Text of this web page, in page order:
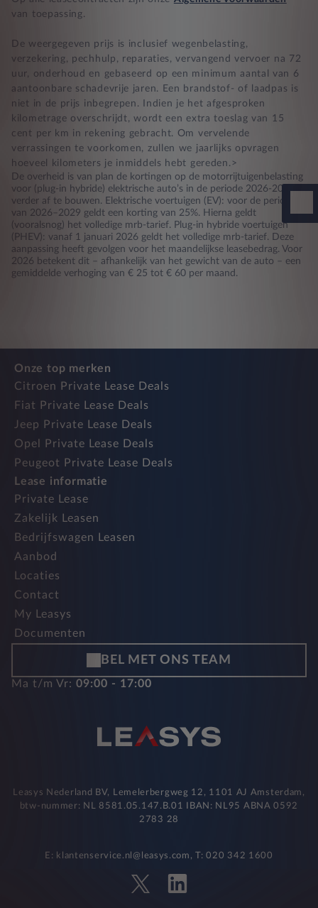
van toepassing.
De weergegeven prijs is inclusief wegenbelasting,
verzekering, pechhulp, reparaties, vervangend vervoer na 72
uur, onderhoud en gebaseerd op een minimum aantal van 6
aantoonbare schadevrije jaren. Een brandstof- of laadpas is
niet in de prijs inbegrepen. Indien je het afgesproken
kilometrage overschrijdt, wordt een extra toeslag van 15
cent per km in rekening gebracht. Om vervelende
verrassingen te voorkomen, zullen we jaarlijks opvragen
hoeveel kilometers je inmiddels hebt gereden.>
De overheid is van plan de kortingen op de motorrijtuigenbelasting
voor (plug-in hybride) elektrische auto’s in de periode 2026-2030
verder af te bouwen. Elektrische voertuigen (EV): voor de periode
van 2026–2029 geldt een korting van 25%. Hierna geldt
(vooralsnog) het volledige mrb-tarief. Plug-in hybride voertuigen
(PHEV): vanaf 1 januari 2026 geldt het volledige mrb-tarief. Deze
aanpassing heeft gevolgen voor het maandelijkse leasebedrag. Voor
2026 betekent dit – afhankelijk van het gewicht van de auto – een
gemiddelde verhoging van € 25 tot € 60 per maand.
Onze top merken
Citroen Private Lease Deals
Fiat Private Lease Deals
Jeep Private Lease Deals
Opel Private Lease Deals
Peugeot Private Lease Deals
Lease informatie
Private Lease
Zakelijk Leasen
Bedrijfswagen Leasen
Aanbod
Locaties
Contact
My Leasys
Documenten
BEL MET ONS TEAM
Ma t/m Vr: 09:00 - 17:00
Leasys Nederland BV, Lemelerbergweg 12, 1101 AJ Amsterdam,
btw-nummer: NL 8581.05.147.B.01 IBAN: NL95 ABNA 0592
2783 28
E: klantenservice.nl@leasys.com, T: 020 342 1600